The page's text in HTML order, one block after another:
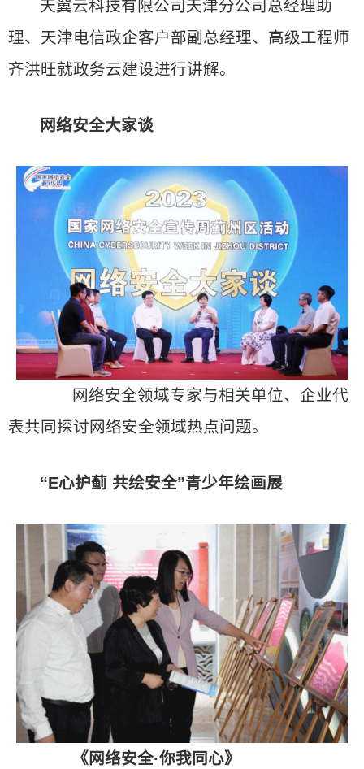
天翼云科技有限公司天津分公司总经理助
理、天津电信政企客户部副总经理、高级工程师
齐洪旺就政务云建设进行讲解。
网络安全大家谈
网络安全领域专家与相关单位、企业代
表共同探讨网络安全领域热点问题。
“E心护蓟 共绘安全”青少年绘画展
《网络安全·你我同心》